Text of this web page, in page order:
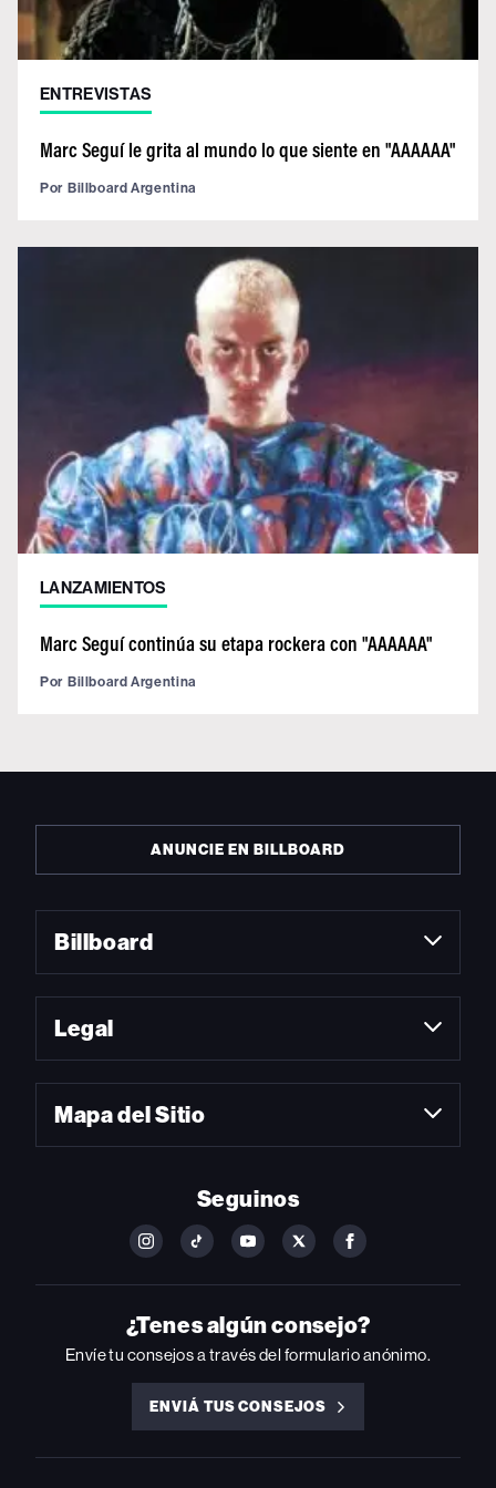
ENTREVISTAS
Marc Seguí le grita al mundo lo que siente en "AAAAAA"
Por Billboard Argentina
LANZAMIENTOS
Marc Seguí continúa su etapa rockera con "AAAAAA"
Por Billboard Argentina
ANUNCIE EN BILLBOARD
Billboard
Legal
Mapa del Sitio
Seguinos
FOLLOW
ON
INSTAGRAM
FOLLOW
ON
YOUTUBE
FOLLOW
ON
YOUTUBE
FOLLOW
ON
FOLLOW
ON
FACEBOOK
¿Tenes algún consejo?
Envíe tu consejos a través del formulario anónimo.
ENVIÁ TUS CONSEJOS
ENVIÁ
CONSEJOS